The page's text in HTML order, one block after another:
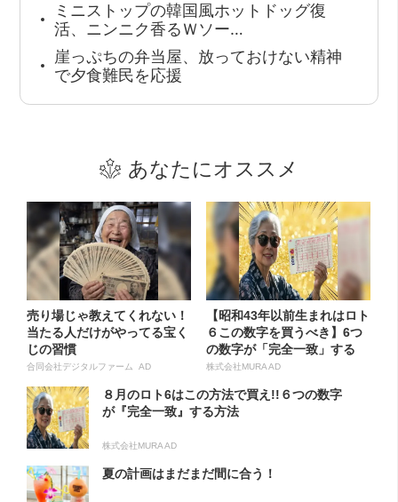
ミニストップの韓国風ホットドッグ復
活、ニンニク香るＷソー…
崖っぷちの弁当屋、放っておけない精神
で夕食難民を応援
あなたにオススメ
売り場じゃ教えてくれない！
当たる人だけがやってる宝く
じの習慣
合同会社デジタルファーム AD
【昭和43年以前生まれはロト
６この数字を買うべき】6つ
の数字が「完全一致」する
方...
株式会社MURA AD
８月のロト6はこの方法で買え!!６つの数字
が『完全一致』する方法
株式会社MURA AD
夏の計画はまだまだ間に合う！